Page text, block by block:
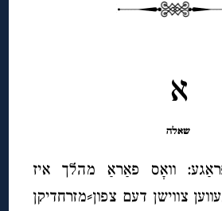
א
שאלה
וואָס פאַראַ מהלך איז
צווישן דעם צפון⸗מזרחדיקן